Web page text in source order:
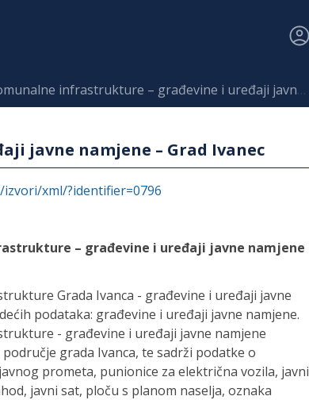
infrastrukture – građevine i uređaji javne namjene – Grad Ivanec
javne namjene – Grad Ivanec
xml/?identifier=0796
– građevine i uređaji javne namjene
Grada Ivanca - građevine i uređaji javne
podataka: građevine i uređaji javne namjene.
- građevine i uređaji javne namjene
grada Ivanca, te sadrži podatke o
prometa, punionice za električna vozila, javni
javni sat, ploču s planom naselja, oznaka